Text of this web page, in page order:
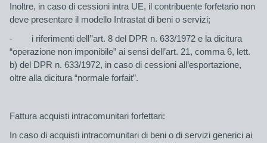
Inoltre, in caso di cessioni intra UE, il contribuente forfetario non
deve presentare il modello Intrastat di beni o servizi;
- i riferimenti dell’’art. 8 del DPR n. 633/1972 e la dicitura
“operazione non imponibile” ai sensi dell’art. 21, comma 6, lett.
b) del DPR n. 633/1972, in caso di cessioni all’esportazione,
oltre alla dicitura “normale forfait”.
Fattura acquisti intracomunitari forfettari:
In caso di acquisti intracomunitari di beni o di servizi generici ai